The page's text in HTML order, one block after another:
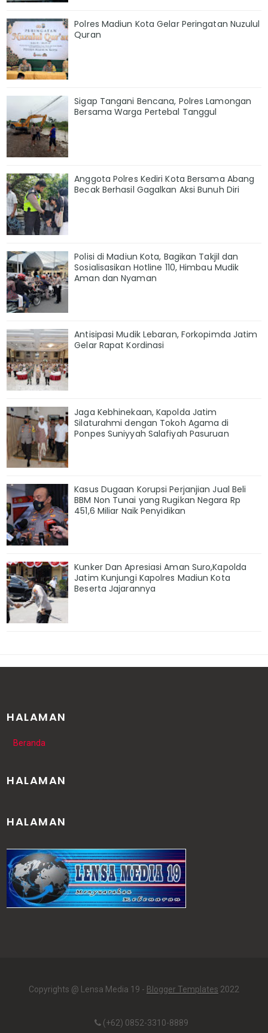
Polres Madiun Kota Gelar Peringatan Nuzulul
Quran
Sigap Tangani Bencana, Polres Lamongan
Bersama Warga Pertebal Tanggul
Anggota Polres Kediri Kota Bersama Abang
Becak Berhasil Gagalkan Aksi Bunuh Diri
Polisi di Madiun Kota, Bagikan Takjil dan
Sosialisasikan Hotline 110, Himbau Mudik
Aman dan Nyaman
Antisipasi Mudik Lebaran, Forkopimda Jatim
Gelar Rapat Kordinasi
Jaga Kebhinekaan, Kapolda Jatim
Silaturahmi dengan Tokoh Agama di
Ponpes Suniyyah Salafiyah Pasuruan
Kasus Dugaan Korupsi Perjanjian Jual Beli
BBM Non Tunai yang Rugikan Negara Rp
451,6 Miliar Naik Penyidikan
Kunker Dan Apresiasi Aman Suro,Kapolda
Jatim Kunjungi Kapolres Madiun Kota
Beserta Jajarannya
HALAMAN
Beranda
HALAMAN
HALAMAN
Copyrights @ Lensa Media 19 - Blogger Templates 2022
(+62) 0852-3310-8889